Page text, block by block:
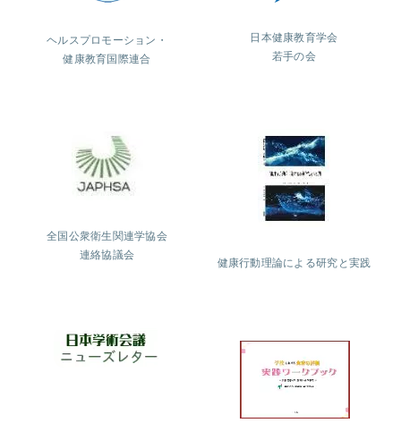
ヘルスプロモーション・
健康教育国際連合
全国公衆衛生関連学協会
連絡協議会
日本健康教育学会
若手の会
健康行動理論による研究と実践